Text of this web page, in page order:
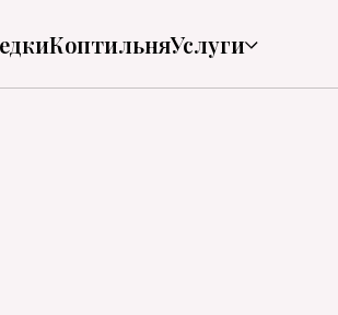
КоптильняУслуги